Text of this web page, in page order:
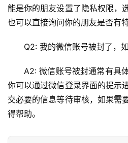
能是你的朋友设置了隐私权限，
也可以直接询问你的朋友是否有
Q2: 我的微信账号被封了，
A2: 微信账号被封通常有具
你可以通过微信登录界面的提示
交必要的信息等待审核，如果需
得帮助。